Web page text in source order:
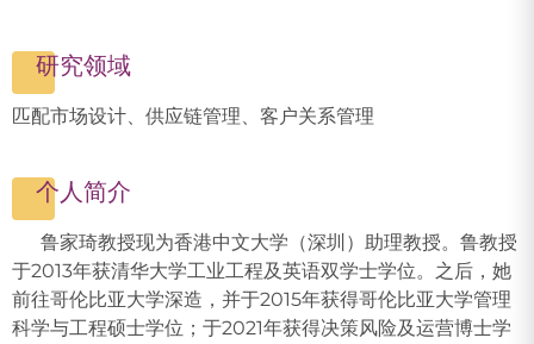
研究领域
匹配市场设计、供应链管理、客户关系管理
个人简介
鲁家琦教授现为香港中文大学（深圳）助理教授。鲁教授
于2013年获清华大学工业工程及英语双学士学位。之后，她
前往哥伦比亚大学深造，并于2015年获得哥伦比亚大学管理
科学与工程硕士学位；于2021年获得决策风险及运营博士学